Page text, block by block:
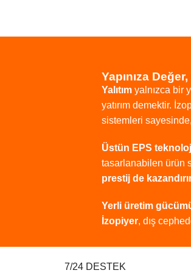
Yapınıza
Yalıtım yalnızca bir
yatırım demektir.
sistemleri sayesinde,
Üstün EPS
tasarlanabilen ürün
prestij de
Yerli üretim
İzopiyer, dış
7/24 DESTEK